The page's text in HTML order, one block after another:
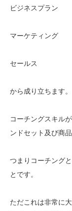
ビジネスプラン
マーケティング
セールス
から成り立ちます。
コーチングスキル
ンドセット及び商
つまりコーチング
とです。
ただこれは非常に